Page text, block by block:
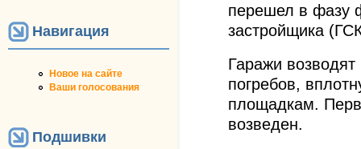
Навигация
Новое на сайте
Ваши голосования
Подшивки
перешел в фазу
застройщика
Гаражи
погребов,
площадкам.
возведен.